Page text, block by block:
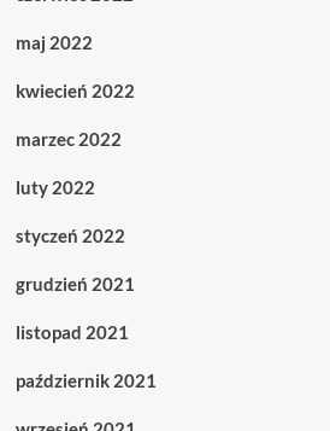
maj 2022
kwiecień 2022
marzec 2022
luty 2022
styczeń 2022
grudzień 2021
listopad 2021
październik 2021